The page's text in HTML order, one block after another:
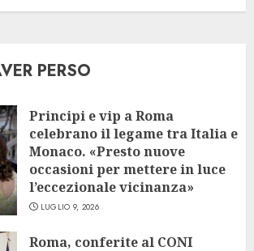
PERSO
Principi e vip a Roma
celebrano il legame tra Italia e
Monaco. «Presto nuove
occasioni per mettere in luce
l’eccezionale vicinanza»
LUGLIO 9, 2026
Roma, conferite al CONI